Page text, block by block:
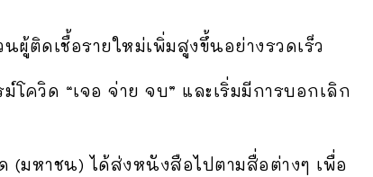
ติดเชื้อรายใหม่เพิ่มสูงขึ้นอย่างรวดเร็ว
ควิด “เจอ จ่าย จบ” และเริ่มมีการบอกเลิก
มหาชน) ได้ส่งหนังสือไปตามสื่อต่างๆ เพื่อ